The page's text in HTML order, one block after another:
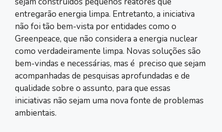
entregarão energia limpa. Entretanto, a iniciativa
não foi tão bem-vista por entidades como o
Greenpeace, que não considera a energia nuclear
como verdadeiramente limpa. Novas soluções são
bem-vindas e necessárias, mas é preciso que sejam
acompanhadas de pesquisas aprofundadas e de
qualidade sobre o assunto, para que essas
iniciativas não sejam uma nova fonte de problemas
ambientais.